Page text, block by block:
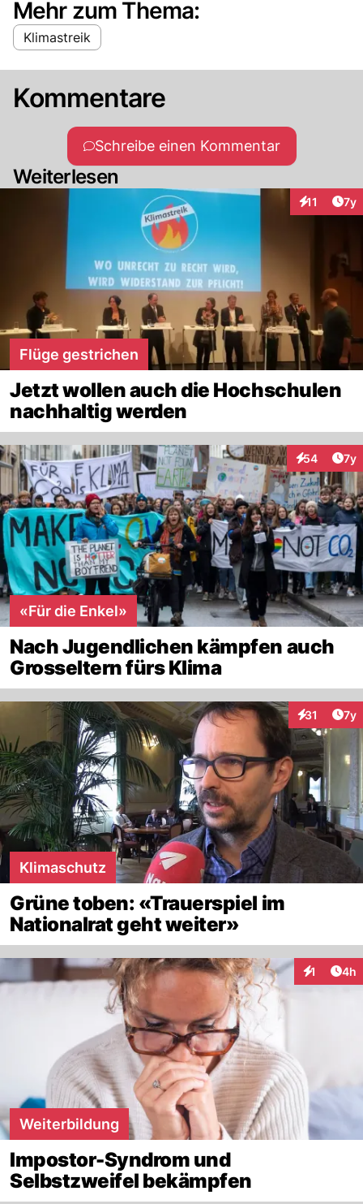
Mehr zum Thema:
Klimastreik
Kommentare
Schreibe einen Kommentar
Weiterlesen
11 7y
Flüge gestrichen
Jetzt wollen auch die Hochschulen
nachhaltig werden
54
Interaktionen
7y
«Für die Enkel»
Nach Jugendlichen kämpfen auch
Grosseltern fürs Klima
31 7y
Klimaschutz
Grüne toben: «Trauerspiel im
Nationalrat geht weiter»
1 4h
Weiterbildung
Impostor-Syndrom und
Selbstzweifel bekämpfen